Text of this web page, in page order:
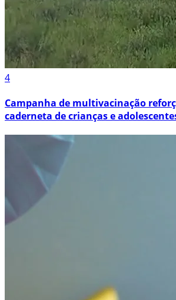
4
Campanha de multivacinação
caderneta de crianças e